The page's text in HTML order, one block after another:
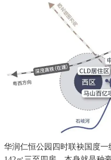
华润仁恒公园四时联袂国度